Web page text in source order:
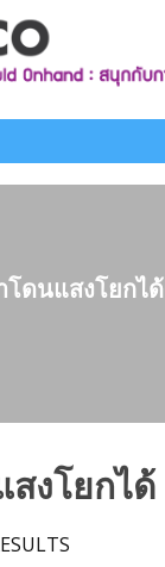
โดนแสงโยกได้
งโยกได้